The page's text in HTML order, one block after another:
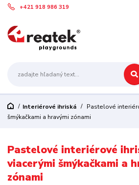
+421 918 986 319
Interiérové ihriská
Pastelové
šmýkačkami a hravými zónami
Pastelové interiérové
viacerými šmýkačkami a
zónami